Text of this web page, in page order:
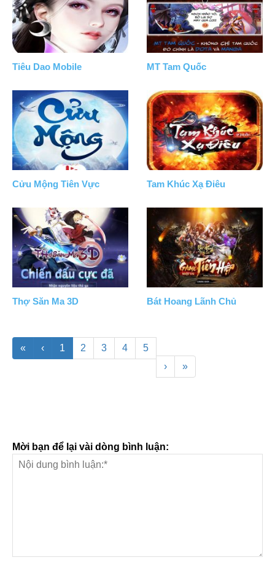
Tiêu Dao Mobile MT Tam Quốc
Cửu Mộng Tiên Vực Tam Khúc Xạ Điêu
Thợ Săn Ma 3D Bát Hoang Lãnh Chủ
« ‹ 1 2 3 4
5
›
»
Mời bạn để lại vài dòng bình luận: